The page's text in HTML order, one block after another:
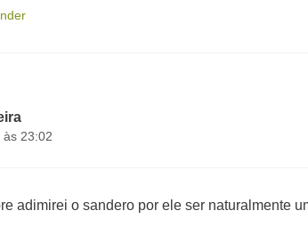
às 23:02
adimirei o sandero por ele ser naturalmente